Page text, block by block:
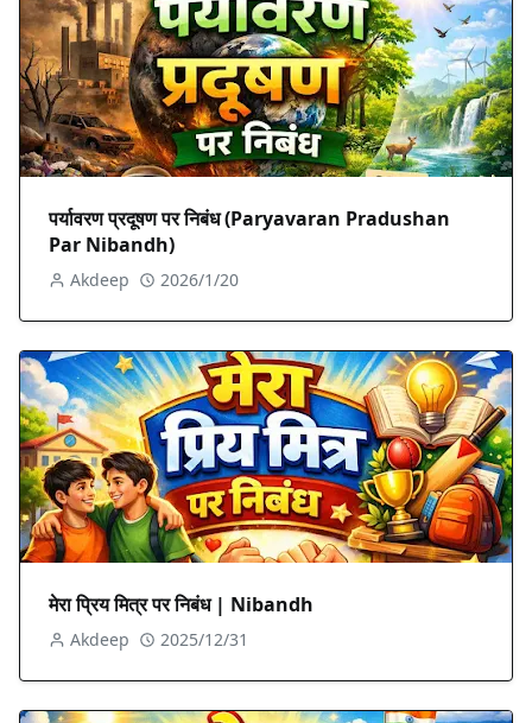
पर्यावरण प्रदूषण पर निबंध (Paryavaran Pradushan
Par Nibandh)
Akdeep 2026/1/20
मेरा प्रिय मित्र पर निबंध | Nibandh
Akdeep 2025/12/31